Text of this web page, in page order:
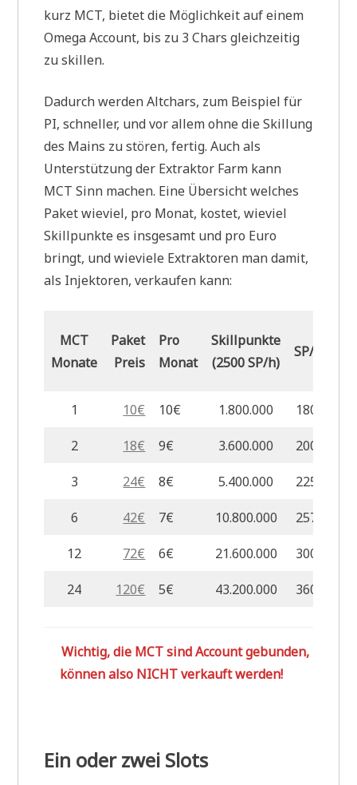
kurz MCT, bietet die Möglichkeit auf einem
Omega Account, bis zu 3 Chars gleichzeitig
zu skillen.
Dadurch werden Altchars, zum Beispiel für
PI, schneller, und vor allem ohne die Skillung
des Mains zu stören, fertig. Auch als
Unterstützung der Extraktor Farm kann
MCT Sinn machen. Eine Übersicht welches
Paket wieviel, pro Monat, kostet, wieviel
Skillpunkte es insgesamt und pro Euro
bringt, und wieviele Extraktoren man damit,
als Injektoren, verkaufen kann:
MCT
Monate
Paket
Preis
Pro
Monat
Skillpunkte
(2500 SP/h)
SP/Euro
1 10€ 10€ 1.800.000 180.000
2 18€ 9€ 3.600.000 200.000
3 24€ 8€ 5.400.000 225.000
6 42€ 7€ 10.800.000 257.143
12 72€ 6€ 21.600.000 300.000
24 120€ 5€ 43.200.000 360.000
Wichtig, die MCT sind Account gebunden,
können also NICHT verkauft werden!
Ein oder zwei Slots